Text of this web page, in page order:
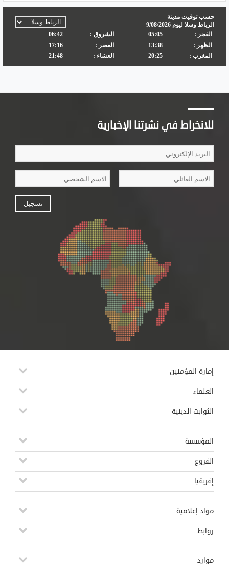
للانخراط في نشرتنا الإخبارية
إمارة المؤمنين
العلماء
الثوابت الدينية
المؤسسة
الفروع
إفريقيا
مواد إعلامية
روابط
موارد